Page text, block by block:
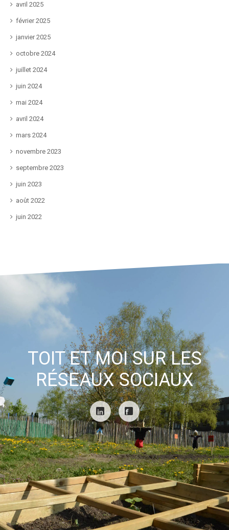
avril 2025
février 2025
janvier 2025
octobre 2024
juillet 2024
juin 2024
mai 2024
avril 2024
mars 2024
novembre 2023
septembre 2023
juin 2023
août 2022
juin 2022
TOIT ET MOI SUR LES
RÉSEAUX SOCIAUX